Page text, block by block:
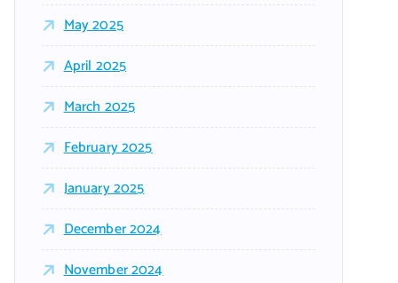
May 2025
April 2025
March 2025
February 2025
January 2025
December 2024
November 2024